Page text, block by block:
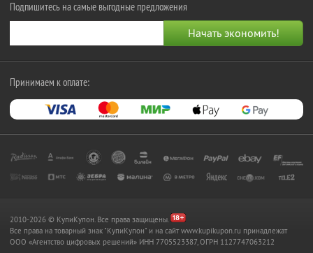
Подпишитесь на самые выгодные предложения
Принимаем к оплате:
2010-2026 © КупиКупон. Все права защищены.
Все права на товарный знак "КупиКупон" и на сайт www.kupikupon.ru принадлежат
OOO «Агентство цифровых решений» ИНН 7705523387, ОГРН 1127747063212